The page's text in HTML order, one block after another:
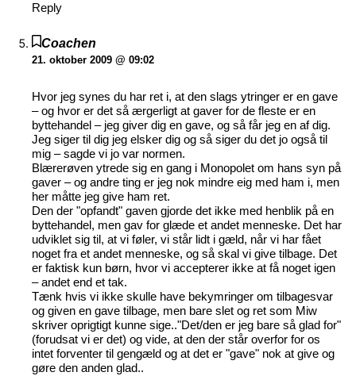
Reply
Coachen
21. oktober 2009 @ 09:02
Hvor jeg synes du har ret i, at den slags ytringer er en gave
– og hvor er det så ærgerligt at gaver for de fleste er en
byttehandel – jeg giver dig en gave, og så får jeg en af dig.
Jeg siger til dig jeg elsker dig og så siger du det jo også til
mig – sagde vi jo var normen.
Blærerøven ytrede sig en gang i Monopolet om hans syn på
gaver – og andre ting er jeg nok mindre eig med ham i, men
her måtte jeg give ham ret.
Den der "opfandt" gaven gjorde det ikke med henblik på en
byttehandel, men gav for glæde et andet menneske. Det har
udviklet sig til, at vi føler, vi står lidt i gæld, når vi har fået
noget fra et andet menneske, og så skal vi give tilbage. Det
er faktisk kun børn, hvor vi accepterer ikke at få noget igen
– andet end et tak.
Tænk hvis vi ikke skulle have bekymringer om tilbagesvar
og given en gave tilbage, men bare slet og ret som Miw
skriver oprigtigt kunne sige.."Det/den er jeg bare så glad for"
(forudsat vi er det) og vide, at den der står overfor for os
intet forventer til gengæld og at det er "gave" nok at give og
gøre den anden glad..